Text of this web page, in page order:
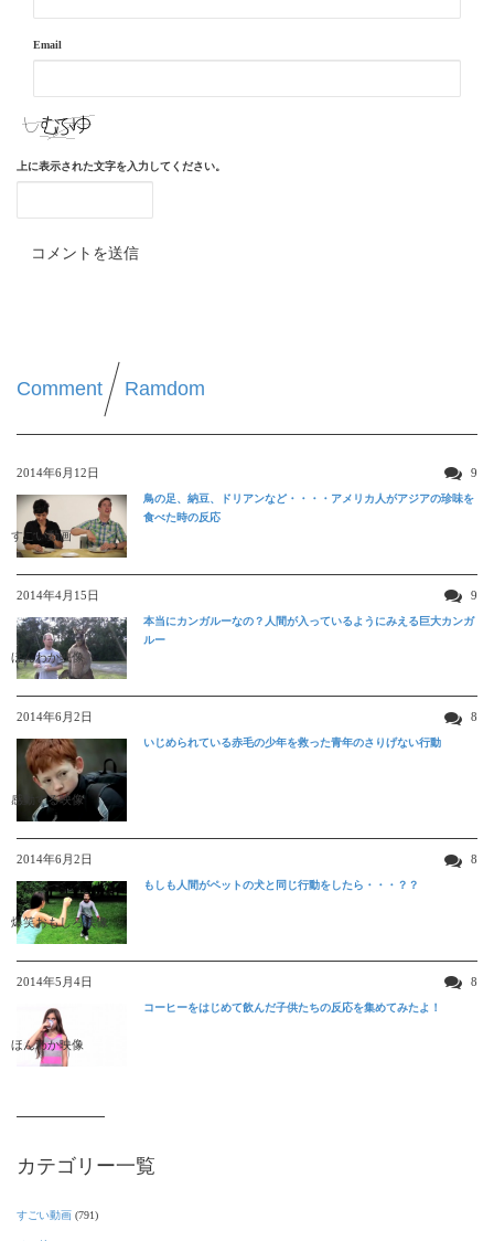
Email
上に表示された文字を入力してください。
Comment Ramdom
2014年6月12日 9
すごい動画
鳥の足、納豆、ドリアンなど・・・・アメリカ人がアジアの珍味を
食べた時の反応
2014年4月15日 9
ほんわか映像
本当にカンガルーなの？人間が入っているようにみえる巨大カンガ
ルー
2014年6月2日 8
感動する映像
いじめられている赤毛の少年を救った青年のさりげない行動
2014年6月2日 8
爆笑おもしろ映像
もしも人間がペットの犬と同じ行動をしたら・・・？？
2014年5月4日 8
ほんわか映像
コーヒーをはじめて飲んだ子供たちの反応を集めてみたよ！
カテゴリー一覧
すごい動画 (791)